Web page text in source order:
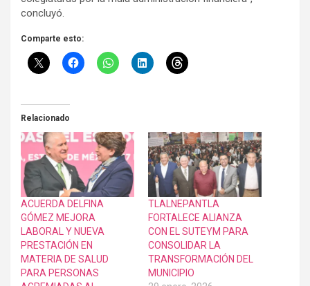
concluyó.
Comparte esto:
Relacionado
ACUERDA DELFINA
GÓMEZ MEJORA
LABORAL Y NUEVA
PRESTACIÓN EN
MATERIA DE SALUD
PARA PERSONAS
TLALNEPANTLA
FORTALECE ALIANZA
CON EL SUTEYM PARA
CONSOLIDAR LA
TRANSFORMACIÓN DEL
MUNICIPIO